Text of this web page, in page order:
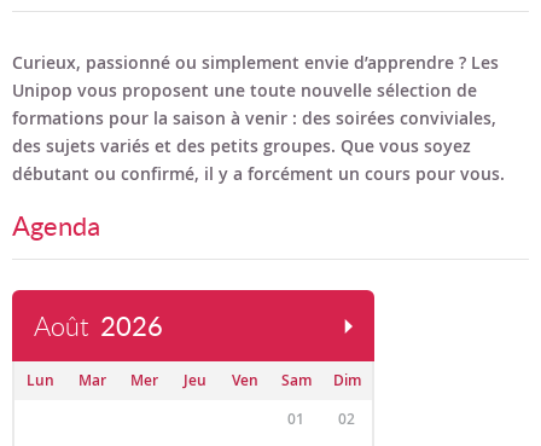
Curieux, passionné ou simplement envie d’apprendre ? Les
Unipop vous proposent une toute nouvelle sélection de
formations pour la saison à venir : des soirées conviviales,
des sujets variés et des petits groupes. Que vous soyez
débutant ou confirmé, il y a forcément un cours pour vous.
Agenda
Août 2026
Lun Mar Mer Jeu Ven Sam
Dim
01
02